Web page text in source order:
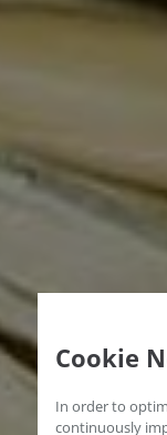
Cookie
In order to
continuously